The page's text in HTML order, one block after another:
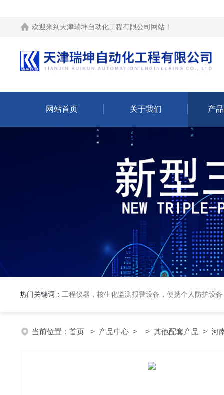
欢迎来到 天津瑞坤自动化工程有限公司网站 ！
网站首页 关于我们 产
热门关键词： 工程仪器，核生化监测报警设备，便携个人防护设
当前位置： 首页 > 产品中心 > > 其他配套产品 > 河